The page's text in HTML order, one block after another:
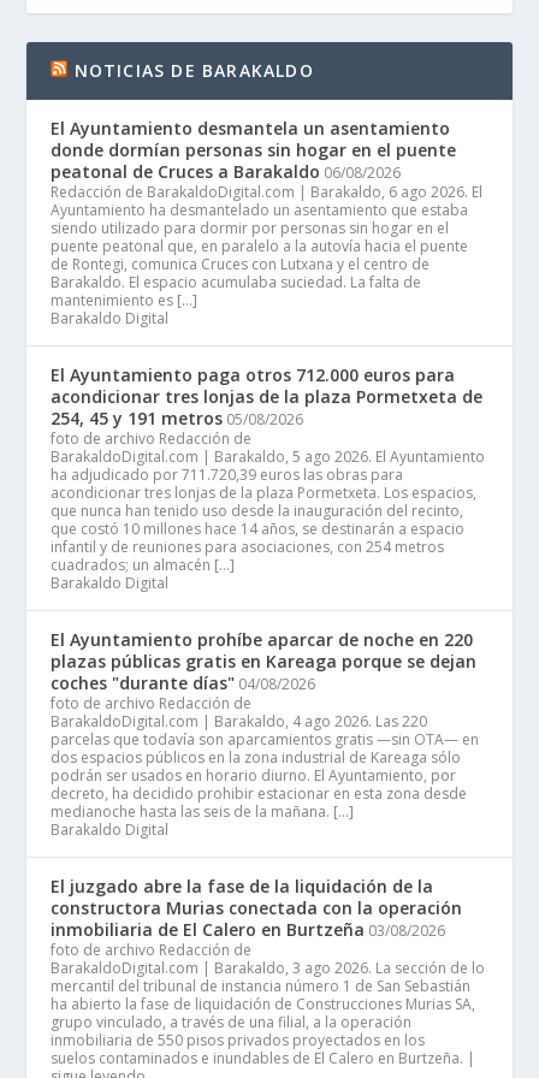
NOTICIAS DE BARAKALDO
El Ayuntamiento desmantela un asentamiento
donde dormían personas sin hogar en el puente
peatonal de Cruces a Barakaldo 06/08/2026
Redacción de BarakaldoDigital.com | Barakaldo, 6 ago 2026. El
Ayuntamiento ha desmantelado un asentamiento que estaba
siendo utilizado para dormir por personas sin hogar en el
puente peatonal que, en paralelo a la autovía hacia el puente
de Rontegi, comunica Cruces con Lutxana y el centro de
Barakaldo. El espacio acumulaba suciedad. La falta de
mantenimiento es […]
Barakaldo Digital
El Ayuntamiento paga otros 712.000 euros para
acondicionar tres lonjas de la plaza Pormetxeta de
254, 45 y 191 metros 05/08/2026
foto de archivo Redacción de
BarakaldoDigital.com | Barakaldo, 5 ago 2026. El Ayuntamiento
ha adjudicado por 711.720,39 euros las obras para
acondicionar tres lonjas de la plaza Pormetxeta. Los espacios,
que nunca han tenido uso desde la inauguración del recinto,
que costó 10 millones hace 14 años, se destinarán a espacio
infantil y de reuniones para asociaciones, con 254 metros
cuadrados; un almacén […]
Barakaldo Digital
El Ayuntamiento prohíbe aparcar de noche en 220
plazas públicas gratis en Kareaga porque se dejan
coches "durante días" 04/08/2026
foto de archivo Redacción de
BarakaldoDigital.com | Barakaldo, 4 ago 2026. Las 220
parcelas que todavía son aparcamientos gratis —sin OTA— en
dos espacios públicos en la zona industrial de Kareaga sólo
podrán ser usados en horario diurno. El Ayuntamiento, por
decreto, ha decidido prohibir estacionar en esta zona desde
medianoche hasta las seis de la mañana. […]
Barakaldo Digital
El juzgado abre la fase de la liquidación de la
constructora Murias conectada con la operación
inmobiliaria de El Calero en Burtzeña 03/08/2026
foto de archivo Redacción de
BarakaldoDigital.com | Barakaldo, 3 ago 2026. La sección de lo
mercantil del tribunal de instancia número 1 de San Sebastián
ha abierto la fase de liquidación de Construcciones Murias SA,
grupo vinculado, a través de una filial, a la operación
inmobiliaria de 550 pisos privados proyectados en los
suelos contaminados e inundables de El Calero en Burtzeña. |